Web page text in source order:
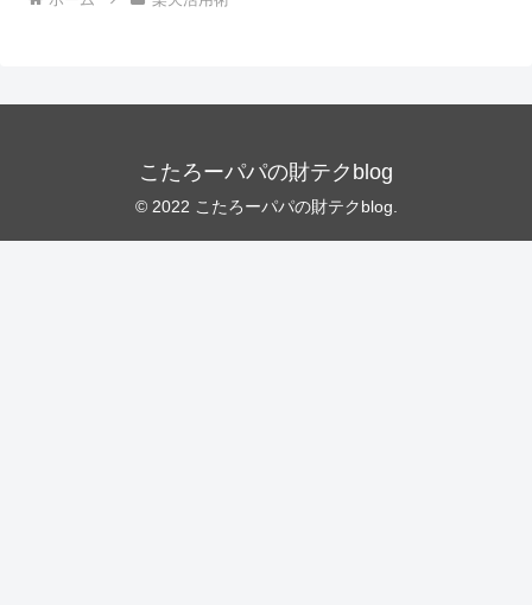
こたろーパパの財テクblog
© 2022 こたろーパパの財テクblog.